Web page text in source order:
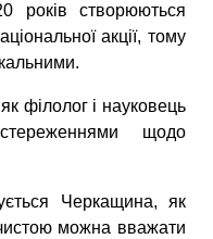
років створюються
акції, тому
філолог і науковець
щодо
Черкащина, як
можна вважати